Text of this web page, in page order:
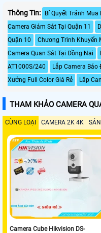
Thông Tin: Bí Quyết Tránh
Camera Giám Sát Tại Quận 11
Quận 10
Chương Trình Khuyến
Camera Quan Sát Tại Đồng Nai
AT1000S/240
Lắp Camera Báo
Xưởng Full Color Giá Rẻ
Lắp
THAM KHẢO CAMERA
CÙNG LOẠI CAMERA 2K 4K
Camera Cube Hikvision DS-